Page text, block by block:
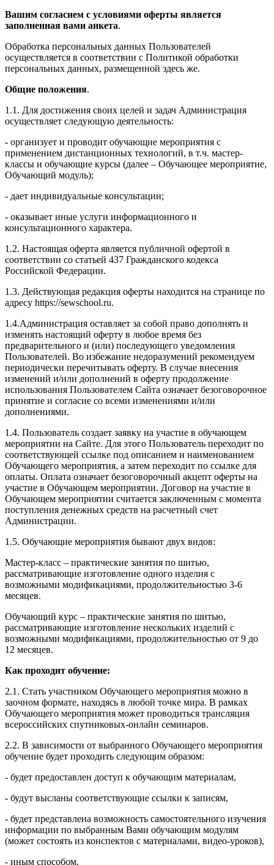
Вашим согласием с условиями оферты является
заполненная вами анкета.
Обработка персональных данных Пользователей
осуществляется в соответствии с Политикой обработки
персональных данных, размещенной здесь же.
Общие положения.
1.1. Для достижения своих целей и задач Администрация
осуществляет следующую деятельность:
- организует и проводит обучающие мероприятия с
применением дистанционных технологий, в т.ч. мастер-
классы и обучающие курсы (далее – Обучающее мероприятие,
Обучающий модуль);
- дает индивидуальные консультации;
- оказывает иные услуги информационного и
консультационного характера.
1.2. Настоящая оферта является публичной офертой в
соответствии со статьей 437 Гражданского кодекса
Российской Федерации.
1.3. Действующая редакция оферты находится на странице по
адресу https://sewschool.ru.
1.4.Администрация оставляет за собой право дополнять и
изменять настоящий оферту в любое время без
предварительного и (или) последующего уведомления
Пользователей. Во избежание недоразумений рекомендуем
периодически перечитывать оферту. В случае внесения
изменений и/или дополнений в оферту продолжение
использования Пользователем Сайта означает безоговорочное
принятие и согласие со всеми изменениями и/или
дополнениями.
1.4. Пользователь создает заявку на участие в обучающем
мероприятии на Сайте. Для этого Пользователь переходит по
соответствующей ссылке под описанием и наименованием
Обучающего мероприятия, а затем переходит по ссылке для
оплаты. Оплата означает безоговорочный акцепт оферты на
участие в Обучающем мероприятии. Договор на участие в
Обучающем мероприятии считается заключенным с момента
поступления денежных средств на расчетный счет
Администрации.
1.5. Обучающие мероприятия бывают двух видов:
Мастер-класс – практические занятия по шитью,
рассматривающие изготовление одного изделия с
возможными модификациями, продолжительностью 3-6
месяцев.
Обучающий курс – практические занятия по шитью,
рассматривающие изготовление нескольких изделий с
возможными модификациями, продолжительностью от 9 до
12 месяцев.
Как проходит обучение:
2.1. Стать участником Обучающего мероприятия можно в
заочном формате, находясь в любой точке мира. В рамках
Обучающего мероприятия может проводиться трансляция
всероссийских спутниковых-онлайн семинаров.
2.2. В зависимости от выбранного Обучающего мероприятия
обучение будет проходить следующим образом:
- будет предоставлен доступ к обучающим материалам,
- будут высланы соответствующие ссылки к записям,
- будет представлена возможность самостоятельного изучения
информации по выбранным Вами обучающим модулям
(может состоять из конспектов с материалами, видео-уроков),
- иным способом.